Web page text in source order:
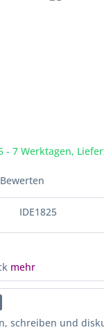
- 7 Werktagen,
Bewerten
IDE1825
mehr
schreiben und